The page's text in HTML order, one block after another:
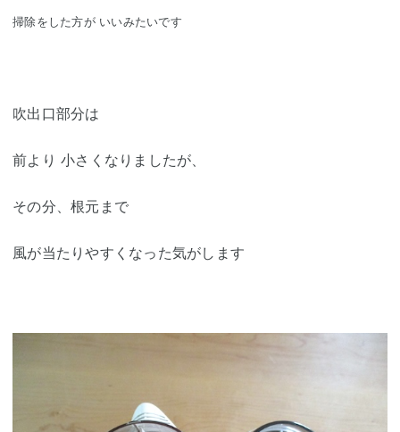
掃除をした方が いいみたいです
吹出口部分は
前より 小さくなりましたが、
その分、根元まで
風が当たりやすくなった気がします